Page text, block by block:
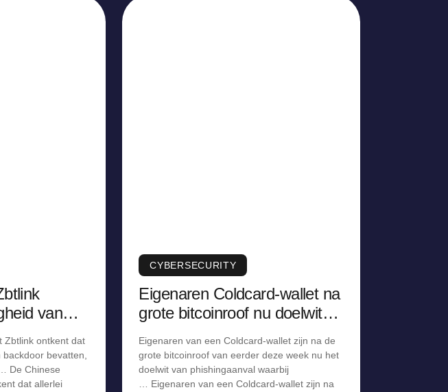
van
Zbtlink ontkent dat
bevatten,
De Chinese
dat allerlei
CYBERSECURITY
Eigenaren Coldcard-wallet na
grote bitcoinroof nu doelwit
Eigenaren van een Coldcard-wallet zijn na de
grote bitcoinroof van eerder deze week nu het
doelwit van phishingaanval waarbij
… Eigenaren van een Coldcard-wallet zijn na